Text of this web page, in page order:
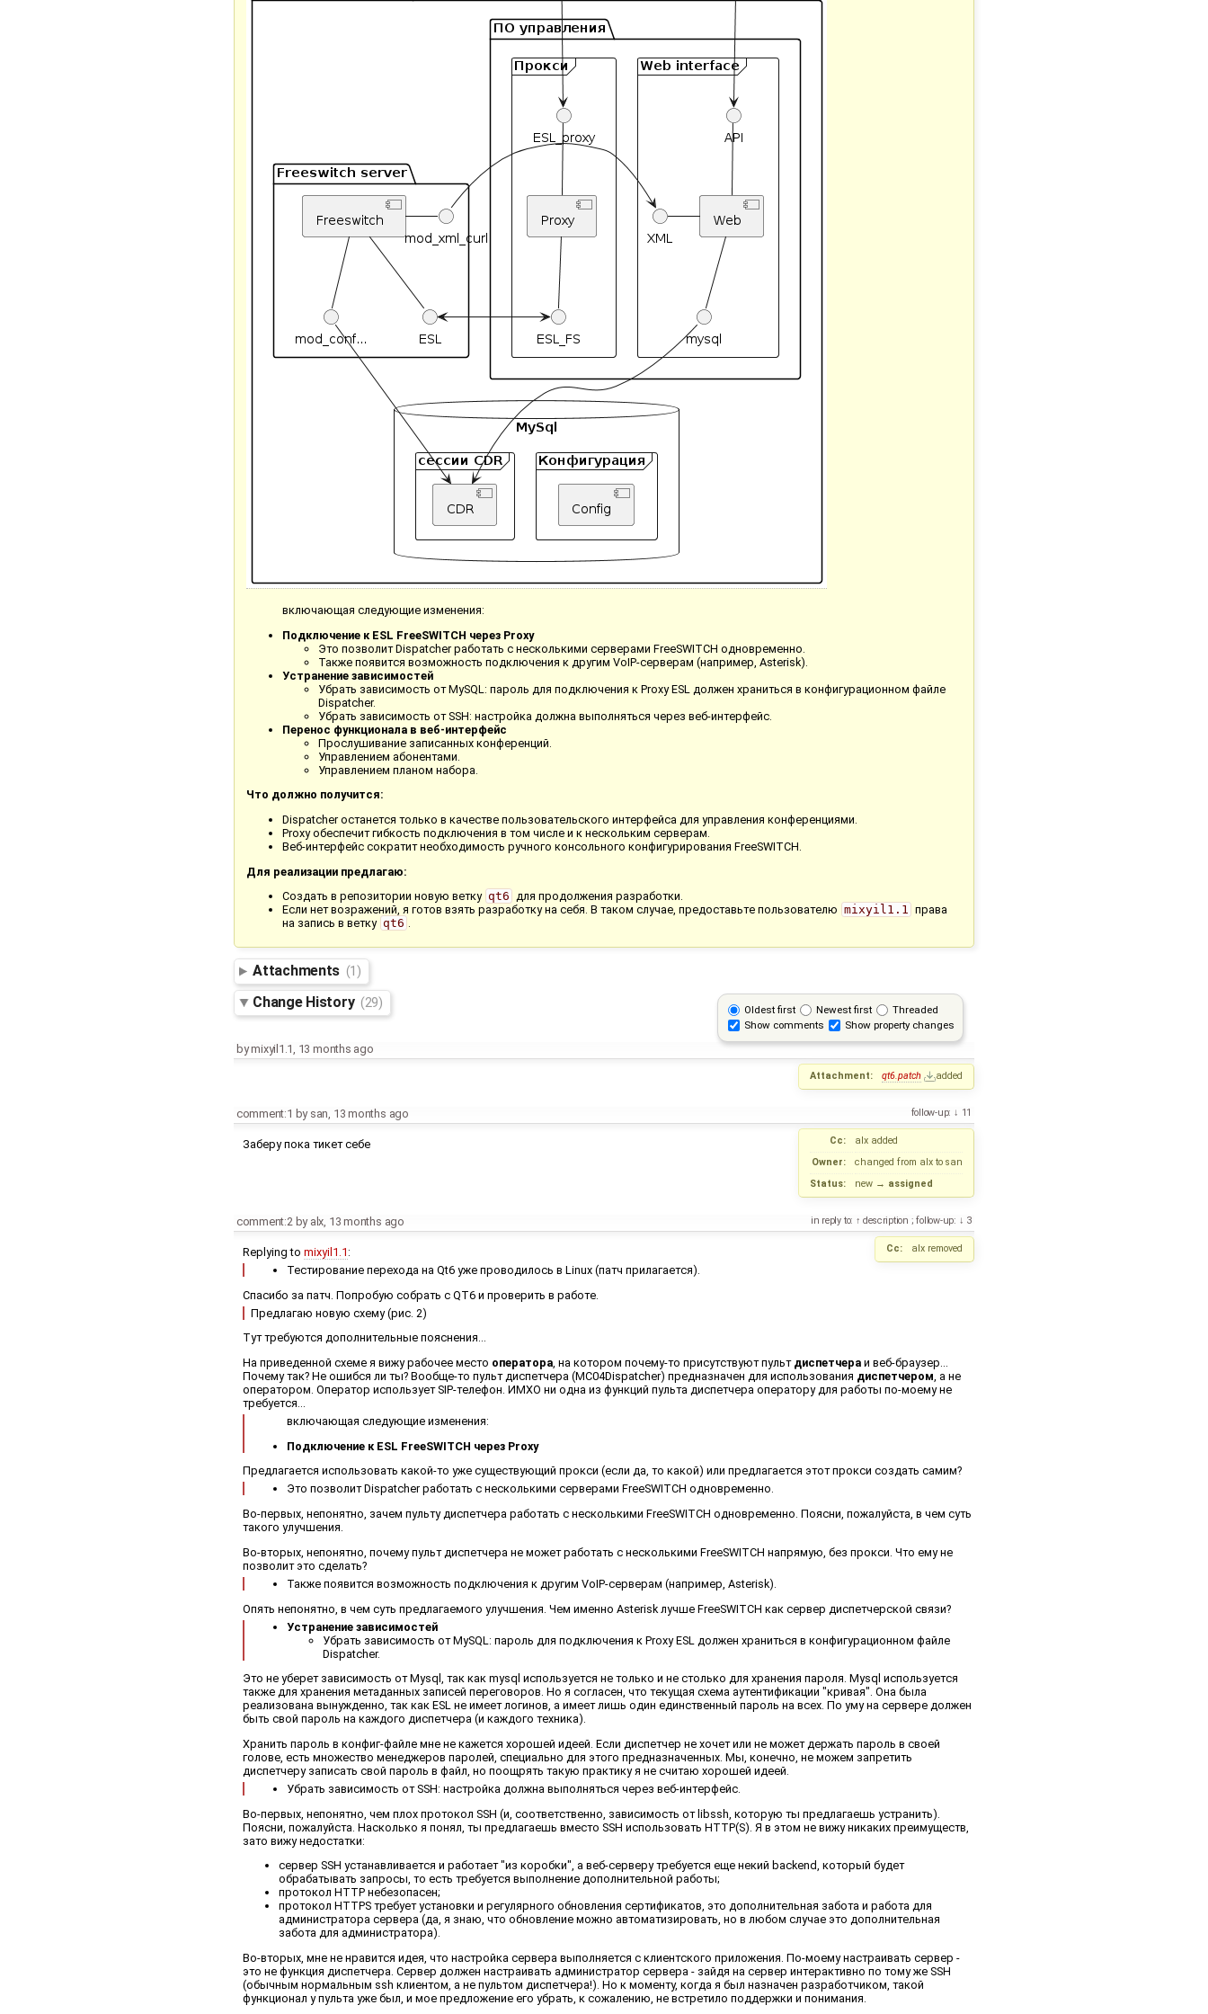
включающая следующие изменения:
Подключение к ESL FreeSWITCH через Proxy
Это позволит Dispatcher работать с несколькими серверами FreeSWITCH одновременно.
Также появится возможность подключения к другим VoIP-серверам (например, Asterisk).
Устранение зависимостей
Убрать зависимость от MySQL: пароль для подключения к Proxy ESL должен храниться в конфигурационном файле
Dispatcher.
Убрать зависимость от SSH: настройка должна выполняться через веб-интерфейс.
Перенос функционала в веб-интерфейс
Прослушивание записанных конференций.
Управлением абонентами.
Управлением планом набора.
Что должно получится:
Dispatcher останется только в качестве пользовательского интерфейса для управления конференциями.
Proxy обеспечит гибкость подключения в том числе и к нескольким серверам.
Веб-интерфейс сократит необходимость ручного консольного конфигурирования FreeSWITCH.
Для реализации предлагаю:
Создать в репозитории новую ветку qt6 для продолжения разработки.
Если нет возражений, я готов взять разработку на себя. В таком случае, предоставьте пользователю mixyil1.1 права
на запись в ветку qt6 .
Attachments (1)
Oldest first Newest first
Threaded
Show comments
Show property changes
Change History (29)
bymixyil1.1, 13 months ago
Attachment: qt6.patch added
follow-up: 11
comment:1 by san, 13 months ago
Cc: alxadded
Owner:
changed from alxto san
Status:
new→ assigned
Заберу пока тикет себе
in reply to: description ;follow-up: 3
comment:2 by alx 13 months ago
Cc: alxremoved
Replying tomixyil1.1 :
Тестирование перехода на Qt6 уже проводилось в Linux (патч прилагается).
Спасибо за патч. Попробую собрать с QT6 и проверить в работе.
Предлагаю новую схему (рис. 2)
Тут требуются дополнительные пояснения...
На приведенной схеме я вижу рабочее место оператора, на котором почему-то присутствуют пульт диспетчера и веб-браузер...
Почему так? Не ошибся ли ты? Вообще-то пульт диспетчера (MC04Dispatcher) предназначен для использования диспетчером, а не
оператором. Оператор использует SIP-телефон. ИМХО ни одна из функций пульта диспетчера оператору для работы по-моему не
требуется...
включающая следующие изменения:
Подключение к ESL FreeSWITCH через Proxy
Предлагается использовать какой-то уже существующий прокси (если да, то какой) или предлагается этот прокси создать самим?
Это позволит Dispatcher работать с несколькими серверами FreeSWITCH одновременно.
Во-первых, непонятно, зачем пульту диспетчера работать с несколькими FreeSWITCH одновременно. Поясни, пожалуйста, в чем суть
такого улучшения.
Во-вторых, непонятно, почему пульт диспетчера не может работать с несколькими FreeSWITCH напрямую, без прокси. Что ему не
позволит это сделать?
Также появится возможность подключения к другим VoIP-серверам (например, Asterisk).
Опять непонятно, в чем суть предлагаемого улучшения. Чем именно Asterisk лучше FreeSWITCH как сервер диспетчерской связи?
Устранение зависимостей
Убрать зависимость от MySQL: пароль для подключения к Proxy ESL должен храниться в конфигурационном файле
Dispatcher.
Это не уберет зависимость от Mysql, так как mysql используется не только и не столько для хранения пароля. Mysql используется
также для хранения метаданных записей переговоров. Но я согласен, что текущая схема аутентификации "кривая". Она была
реализована вынужденно, так как ESL не имеет логинов, а имеет лишь один единственный пароль на всех. По уму на сервере должен
быть свой пароль на каждого диспетчера (и каждого техника).
Хранить пароль в конфиг-файле мне не кажется хорошей идеей. Если диспетчер не хочет или не может держать пароль в своей
голове, есть множество менеджеров паролей, специально для этого предназначенных. Мы, конечно, не можем запретить
диспетчеру записать свой пароль в файл, но поощрять такую практику я не считаю хорошей идеей.
Убрать зависимость от SSH: настройка должна выполняться через веб-интерфейс.
Во-первых, непонятно, чем плох протокол SSH (и, соответственно, зависимость от libssh, которую ты предлагаешь устранить).
Поясни, пожалуйста. Насколько я понял, ты предлагаешь вместо SSH использовать HTTP(S). Я в этом не вижу никаких преимуществ,
зато вижу недостатки:
сервер SSH устанавливается и работает "из коробки", а веб-серверу требуется еще некий backend, который будет
обрабатывать запросы, то есть требуется выполнение дополнительной работы;
протокол HTTP небезопасен;
протокол HTTPS требует установки и регулярного обновления сертификатов, это дополнительная забота и работа для
администратора сервера (да, я знаю, что обновление можно автоматизировать, но в любом случае это дополнительная
забота для администратора).
Во-вторых, мне не нравится идея, что настройка сервера выполняется с клиентского приложения. По-моему настраивать сервер -
это не функция диспетчера. Сервер должен настраивать администратор сервера - зайдя на сервер интерактивно по тому же SSH
(обычным нормальным ssh клиентом, а не пультом диспетчера!). Но к моменту, когда я был назначен разработчиком, такой
функционал у пульта уже был, и мое предложение его убрать, к сожалению, не встретило поддержки и понимания.